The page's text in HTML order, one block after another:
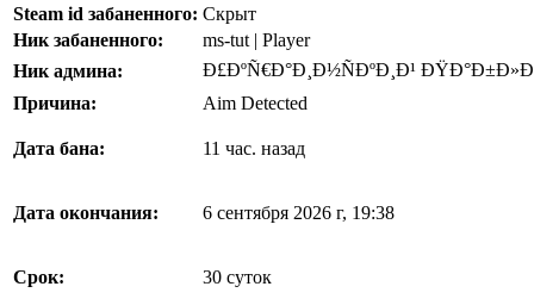
Steam id забаненного: Скрыт
Ник забаненного:
ms-tut | Player
Ник админа:
Ð£ÐºÑ€Ð°Ð¸Ð½ÑÐºÐ¸Ð¹
Причина:
Aim Detected
Дата бана: 11 час. назад
Дата окончания: 6 сентября 2026 г, 19:38
Срок: 30 суток